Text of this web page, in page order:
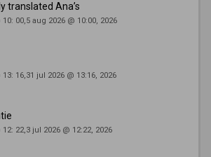
translated Ana’s
10: 00,5 aug 2026 @ 10:00, 2026
13: 16,31 jul 2026 @ 13:16, 2026
12: 22,3 jul 2026 @ 12:22, 2026